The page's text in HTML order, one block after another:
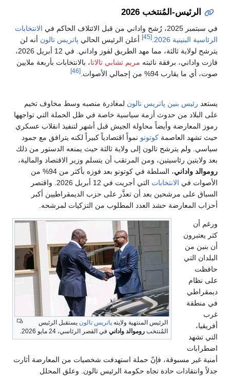
الرئيس-المُنتخب 2026
في سبتمبر 2025، رُشح واداني من قبل الائتلاف الحاكم في
الانتخابات
الرئاسية البنينية 2026
.
[45] أعلن الرئيس الحالي پاتريس تالون أنه لن
يترشح لولاية ثالثة، مما مهد الطريق لفوز واداني. في 12 أبريل 2026،
فازت واداني، برفقة نائبته مريم تشابي تالاتا، بالانتخابات بأربعة ملايين
صوت، أي ما يقارب 94% من إجمالي الأصوات.
[46]
يستعد رئيس بنين پاتريس تالون لمغادرة منصبه وسط مخاوف تخيم
على البلاد من حدوث أزمة سياسية خاصة في ظل الحملة التي تواجهها
رموز المعارضة وأيضاً محاولة الجيش قبل أشهر لتنفيذ انقلاب عسكري
حيث تشهد العاصمة كوتونو نمواً اقتصادياً كبيراً لكنه يترافق مع جمود
سياسي. ولم يترشح تالون إلى ولاية ثالثة حيث يمنعه الدستور من ذلك
بعد ولايتين رئاسيتين، ومن المرتقب أن يتسلم وزير الاقتصاد والمالية،
روموالد واداني
، السلطة في كوتونو بعد فوزه بأكثر من 94% من
الأصوات في الانتخابات
التي أجريت في 12 أبريل 2026. واقتصر
السباق على مرشحين بعد أن تعذَّر على حزب الديمقراطيين أكبر
أحزاب المعارضة حشد العدد المطلوب من التزكيات لمرشحه.
الرئيس المنتهية ولايته پاتريس تالون يستقبل الرئيس
المُنتخب روموالد واداني في القصر الرئاسي، 24 مايو 2026.
ورغم أن
كثر يعتبرون
أن بنين من
البلدان التي
حافظت
على نظام
ديمقراطي
في منطقة
غرب
أفريقيا،
التي تشهد
اضطرابات
أمنية غير مسبوقة، فإنّ حملة استهدفت شخصيات من المعارضة أثارت
جدلاً وانتقادات حادة تجاه حكومة الرئيس تالون. وعلق المحلل